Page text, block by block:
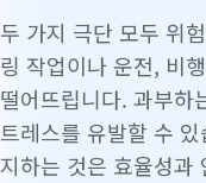
두 가지 극단 모두 위
링 작업이나 운전, 비
떨어뜨립니다. 과부하
트레스를 유발할 수
지하는 것은 효율성과